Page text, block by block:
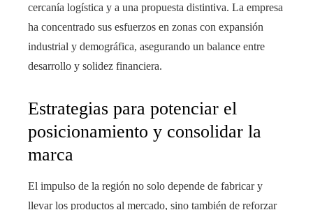
cercanía logística y a una propuesta distintiva. La empresa
ha concentrado sus esfuerzos en zonas con expansión
industrial y demográfica, asegurando un balance entre
desarrollo y solidez financiera.
Estrategias para potenciar el
posicionamiento y consolidar la
marca
El impulso de la región no solo depende de fabricar y
llevar los productos al mercado, sino también de reforzar